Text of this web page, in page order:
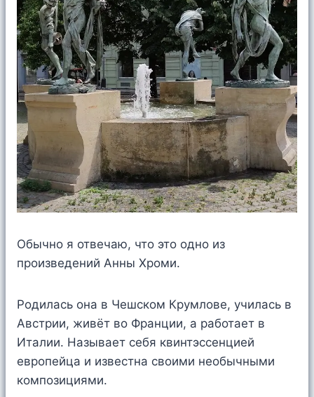
Обычно я отвечаю, что это одно из
произведений Анны Хроми.
Родилась она в Чешском Крумлове, училась в
Австрии, живёт во Франции, а работает в
Италии. Называет себя квинтэссенцией
европейца и известна своими необычными
композициями.